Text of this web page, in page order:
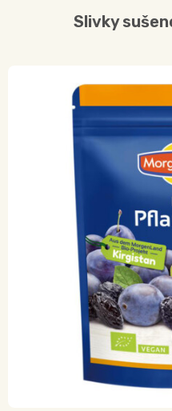
Slivky